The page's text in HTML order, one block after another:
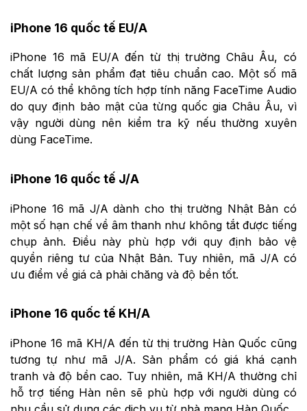
iPhone 16 quốc tế EU/A
iPhone 16 mã EU/A đến từ thị trường Châu Âu, có
chất lượng sản phẩm đạt tiêu chuẩn cao. Một số mã
EU/A có thể không tích hợp tính năng FaceTime Audio
do quy định bảo mật của từng quốc gia Châu Âu, vì
vậy người dùng nên kiểm tra kỹ nếu thường xuyên
dùng FaceTime.
iPhone 16 quốc tế J/A
iPhone 16 mã J/A dành cho thị trường Nhật Bản có
một số hạn chế về âm thanh như không tắt được tiếng
chụp ảnh. Điều này phù hợp với quy định bảo vệ
quyền riêng tư của Nhật Bản. Tuy nhiên, mã J/A có
ưu điểm về giá cả phải chăng và độ bền tốt.
iPhone 16 quốc tế KH/A
iPhone 16 mã KH/A đến từ thị trường Hàn Quốc cũng
tương tự như mã J/A. Sản phẩm có giá khá cạnh
tranh và độ bền cao. Tuy nhiên, mã KH/A thường chỉ
hỗ trợ tiếng Hàn nên sẽ phù hợp với người dùng có